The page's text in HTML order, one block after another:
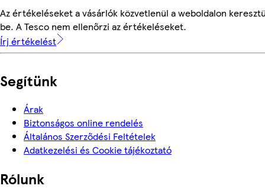
Az értékeléseket a vásárlók közvetlenül a weboldalon
be. A Tesco nem ellenőrzi az értékeléseket.
Írj értékelést
Segítünk
Árak
Biztonságos online rendelés
Általános Szerződési Feltételek
Adatkezelési és Cookie tájékoztató
Rólunk